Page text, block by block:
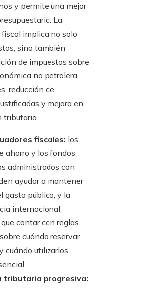
y permite una mejor
La
implica no solo
sino también
de impuestos sobre
no petrolera,
reducción de
y mejora en
tributaria.
fiscales: los
ahorro y los fondos
administrados con
ayudar a mantener
gasto público, y la
internacional
contar con reglas
cuándo reservar
cuándo utilizarlos
tributaria progresiva: